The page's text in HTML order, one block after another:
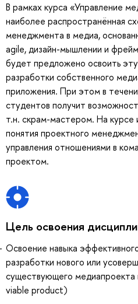
В рамках курса «Управление
наиболее распространённая
менеджмента в медиа,
agile, дизайн-мышлении и
будет предложено освоить
разработки собственного
приложения. При этом в
студентов получит
т.н. скрам-мастером. На курсе
понятия проектного
управления отношениями в
проектом.
Цель освоения
Освоение навыка
разработки нового или
существующего
viable product)